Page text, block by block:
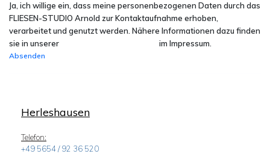
Ja, ich willige ein, dass meine personenbezogenen Daten durch das
FLIESEN-STUDIO Arnold zur Kontaktaufnahme erhoben,
verarbeitet und genutzt werden. Nähere Informationen dazu finden
sie in unserer
im Impressum.
Absenden
Herleshausen
Telefon:
+49 5654 / 92 36 520